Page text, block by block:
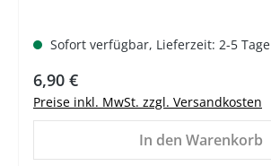
Sofort verfügbar, Lieferzeit: 2-5 Tage
Regulärer Preis:
6,90 €
Preise inkl. MwSt. zzgl. Versandkosten
In den Warenkorb